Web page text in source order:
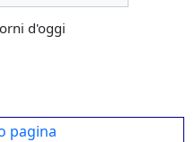
d'oggi
pagina